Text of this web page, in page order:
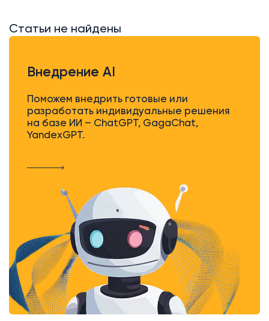
Статьи не найдены
Внедрение AI
Поможем внедрить готовые или
разработать индивидуальные решения
на базе ИИ – ChatGPT, GagaChat,
YandexGPT.